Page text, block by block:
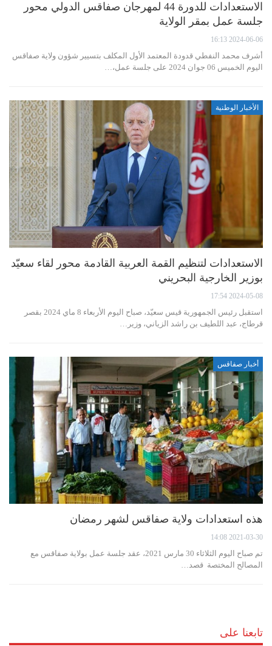
الاستعدادات للدورة 44 لمهرجان صفاقس الدولي محور
جلسة عمل بمقر الولاية
2024-06-06 16:13
أشرف محمد النفطي قدودة المعتمد الأول المكلف بتسيير شؤون ولاية صفاقس
اليوم الخميس 06 جوان 2024 على جلسة عمل،…
الأخبار الوطنية
الاستعدادات لتنظيم القمة العربية القادمة محور لقاء سعيّد
بوزير الخارجية البحريني
2024-05-08 17:54
استقبل رئيس الجمهورية قيس سعيّد، صباح اليوم الأربعاء 8 ماي 2024 بقصر
قرطاج، عبد اللطيف بن راشد الزياني، وزير…
أخبار صفاقس
هذه استعدادات ولاية صفاقس لشهر رمضان
2021-03-30 14:08
تم صباح اليوم الثلاثاء 30 مارس 2021، عقد جلسة عمل بولاية صفاقس مع
المصالح المختصة قصد…
تابعنا على